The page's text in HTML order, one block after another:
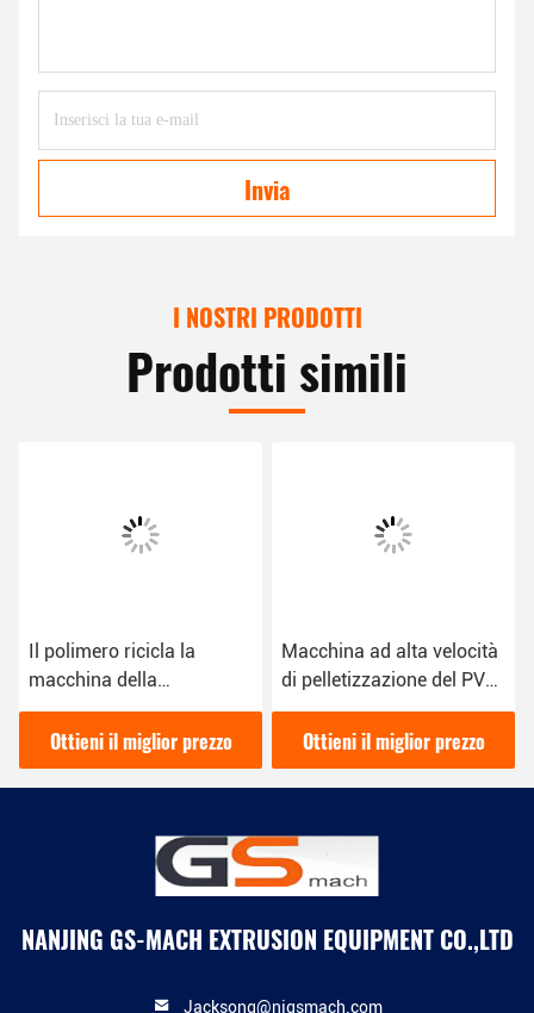
Invia
I NOSTRI PRODOTTI
Prodotti simili
Il polimero ricicla la
macchina della
pelletizzazione
dell'animale domestico,
riciclante la macchina di
plastica del granulatore
Ottieni il miglior prezzo
Macchina ad alta velocità
di pelletizzazione del PVC
del miscelatore con una
capacità di 500 - 600
chilogrammi/ora
Ottieni il miglior prezzo
NANJING GS-MACH EXTRUSION EQUIPMENT CO.,LTD
Jacksong@njgsmach.com